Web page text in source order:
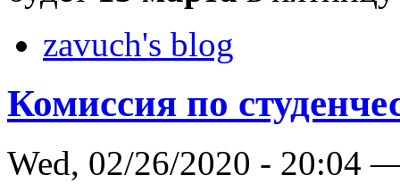
zavuch's blog
Комиссия по
Wed, 02/26/2020 - 20:04